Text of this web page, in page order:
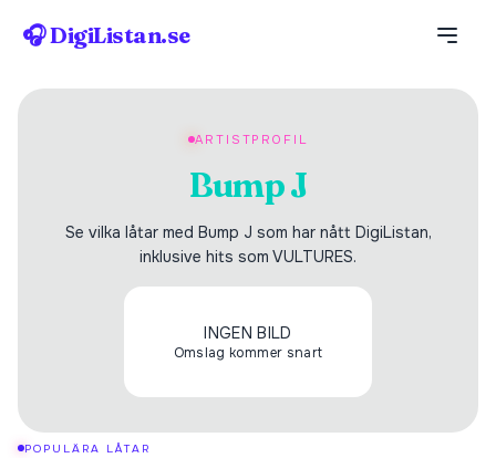
🎧 DigiListan.se
ARTISTPROFIL
Bump J
Se vilka låtar med Bump J som har nått DigiListan,
inklusive hits som VULTURES.
INGEN BILD
Omslag kommer snart
POPULÄRA LÅTAR